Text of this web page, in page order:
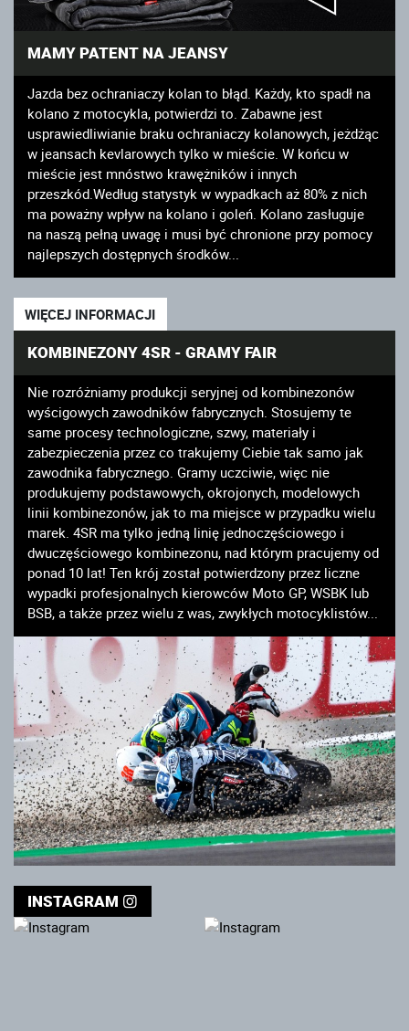
MAMY PATENT NA JEANSY
Jazda bez ochraniaczy kolan to błąd. Każdy, kto spadł na
kolano z motocykla, potwierdzi to. Zabawne jest
usprawiedliwianie braku ochraniaczy kolanowych, jeżdżąc
w jeansach kevlarowych tylko w mieście. W końcu w
mieście jest mnóstwo krawężników i innych
przeszkód.Według statystyk w wypadkach aż 80% z nich
ma poważny wpływ na kolano i goleń. Kolano zasługuje
na naszą pełną uwagę i musi być chronione przy pomocy
najlepszych dostępnych środków...
WIĘCEJ INFORMACJI
KOMBINEZONY 4SR - GRAMY FAIR
Nie rozróżniamy produkcji seryjnej od kombinezonów
wyścigowych zawodników fabrycznych. Stosujemy te
same procesy technologiczne, szwy, materiały i
zabezpieczenia przez co trakujemy Ciebie tak samo jak
zawodnika fabrycznego. Gramy uczciwie, więc nie
produkujemy podstawowych, okrojonych, modelowych
linii kombinezonów, jak to ma miejsce w przypadku wielu
marek. 4SR ma tylko jedną linię jednoczęściowego i
dwuczęściowego kombinezonu, nad którym pracujemy od
ponad 10 lat! Ten krój został potwierdzony przez liczne
wypadki profesjonalnych kierowców Moto GP, WSBK lub
BSB, a także przez wielu z was, zwykłych motocyklistów...
INSTAGRAM